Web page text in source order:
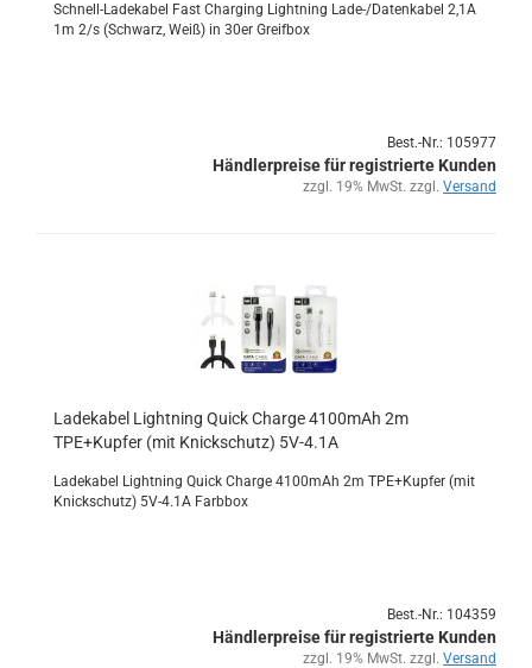
Schnell-​Ladekabel Fast Char­ging Light­ning Lade-/Da­ten­ka­bel 2,1A
1m 2/s (Schwarz, Weiß) in 30er Greif­box
Best.-Nr.: 105977
Händlerpreise für registrierte Kunden
zzgl. 19% MwSt. zzgl. Versand
La­de­ka­bel Light­ning Quick Char­ge 4100mAh 2m
TPE+Kup­fer (mit Knick­schutz) 5V-4.1A
La­de­ka­bel Light­ning Quick Char­ge 4100mAh 2m TPE+Kup­fer (mit
Knick­schutz) 5V-4.1A Farb­box
Best.-Nr.: 104359
Händlerpreise für registrierte Kunden
zzgl. 19% MwSt. zzgl. Versand